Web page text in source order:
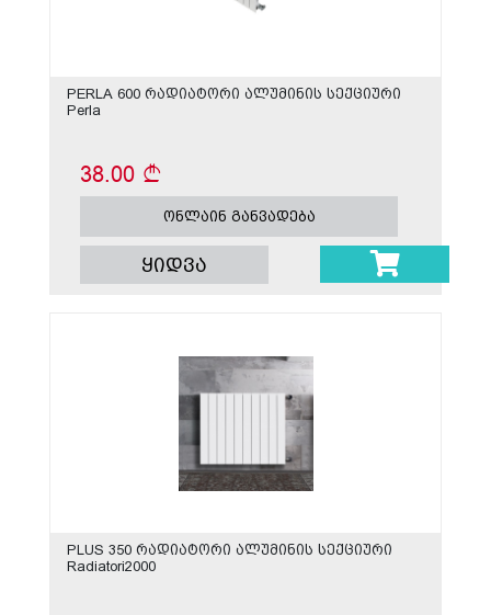
PERLA 600 რადიატორი ალუმინის სექციური
Perla
38.00
ონლაინ განვადება
ყიდვა
PLUS 350 რადიატორი ალუმინის სექციური
Radiatori2000